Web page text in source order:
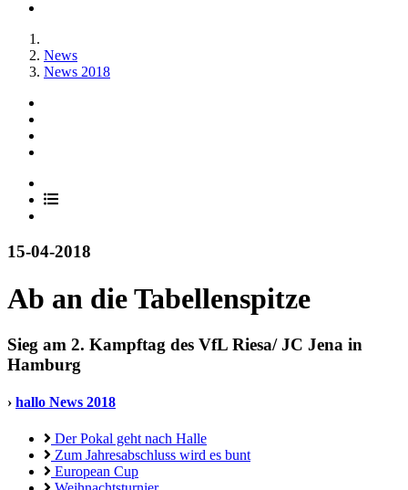
News
News 2018
15-04-2018
Ab an die Tabellenspitze
Sieg am 2. Kampftag des VfL Riesa/ JC Jena in
Hamburg
› hallo News 2018
Der Pokal geht nach Halle
Zum Jahresabschluss wird es bunt
European Cup